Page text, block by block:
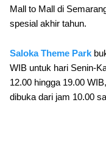
Mall to Mall di
spesial akhir tahun.
Saloka Theme Park
WIB untuk hari Senin-
12.00 hingga 19.00
dibuka dari jam 10.00